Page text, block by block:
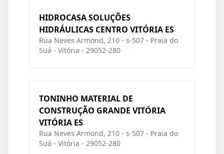
HIDROCASA SOLUÇÕES
HIDRÁULICAS CENTRO VITÓRIA ES
Rua Neves Armond, 210 - s-507 - Praia do
Suá - Vitória - 29052-280
TONINHO MATERIAL DE
CONSTRUÇÃO GRANDE VITÓRIA
VITÓRIA ES
Rua Neves Armond, 210 - s-507 - Praia do
Suá - Vitória - 29052-280